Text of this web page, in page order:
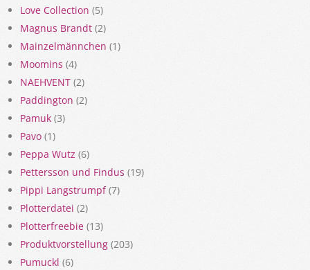
Love Collection (5)
Magnus Brandt (2)
Mainzelmännchen (1)
Moomins (4)
NAEHVENT (2)
Paddington (2)
Pamuk (3)
Pavo (1)
Peppa Wutz (6)
Pettersson und Findus (19)
Pippi Langstrumpf(7)
Plotterdatei (2)
Plotterfreebie (13)
Produktvorstellung (203)
Pumuckl (6)